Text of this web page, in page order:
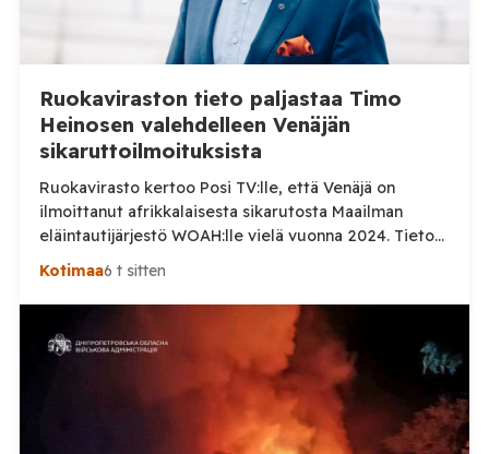
Ruokaviraston tieto paljastaa Timo
Heinosen valehdelleen Venäjän
sikaruttoilmoituksista
Ruokavirasto kertoo Posi TV:lle, että Venäjä on
ilmoittanut afrikkalaisesta sikarutosta Maailman
eläintautijärjestö WOAH:lle vielä vuonna 2024. Tieto
haastaa kokoomuksen kansanedustaja Timo Heinosen
sikaruttoilmoituksista. Suomi on puolestaan
ilmoittanut tuoreesta Virolahden tapauksesta sekä
WOAH:n kautta että suoraan Venäjän
eläinlääkintäviranomaisille. Ruokavirasto kertoi Posi
TV:lle tarkempia tietoja Suomen ensimmäisestä
afrikkalaisen sikaruton tapauksesta sekä
Kotimaa6 t sitten